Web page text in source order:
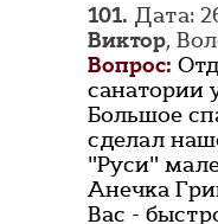
101. Дата:
Виктор,
Вопрос:
санатории
Большое
сделал
"Руси"
Анечка
Вас -